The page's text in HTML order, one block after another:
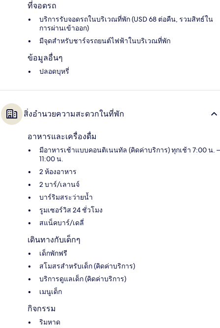
ที่จอดรถ
บริการรับจอดรถในบริเวณที่พัก (USD 68 ต่อคืน, รวมสิทธ์ใน
การผ่านเข้าออก)
มีจุดสำหรับชาร์จรถยนต์ไฟฟ้าในบริเวณที่พัก
ข้อมูลอื่นๆ
ปลอดบุหรี่
สิ่งอำนวยความสะดวกในที่พัก
อาหารและเครื่องดื่ม
มีอาหารเช้าแบบคอนติเนนทัล (คิดค่าบริการ) ทุกเช้า 7:00 น. –
11:00 น.
2 ห้องอาหาร
2 บาร์/เลานจ์
บาร์ริมสระว่ายน้ำ
รูมเซอร์วิส 24 ชั่วโมง
สแน็คบาร์/เดลี่
เดินทางกับเด็กๆ
เด็กพักฟรี
สโมสรสำหรับเด็ก (คิดค่าบริการ)
บริการดูแลเด็ก (คิดค่าบริการ)
เมนูเด็ก
กิจกรรม
ริมหาด